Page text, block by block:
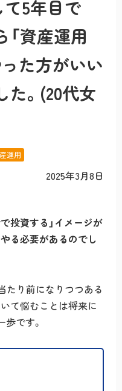
て5年目で
「資産運用
た方がいい
た。(20代女
運用
2025年3月8日
投資する」イメージが
る必要があるのでし
たり前になりつつある
て悩むことは将来に
です。